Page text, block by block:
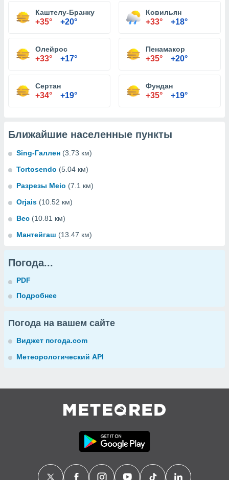
Каштелу-Бранку
+35° +20°
Ковильян
+33° +18°
Олейрос
+33° +17°
Пенамакор
+35° +20°
Сертан
+34° +19°
Фундан
+35° +19°
Ближайшие населенные пункты
Sing-Галлен (3.73 км)
Tortosendo (5.04 км)
Разрезы Meio (7.1 км)
Orjais (10.52 км)
Вес (10.81 км)
Мантейгаш (13.47 км)
Погода...
PDF
Подробнее
Погода на вашем сайте
Виджет погода.com
Метеорологический API